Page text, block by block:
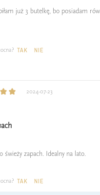
już 3 butelkę, bo posiadam
TAK NIE
2024-07-23
świeży zapach. Idealny na lato.
TAK NIE